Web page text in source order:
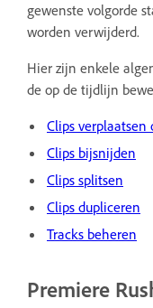
gewenste volgorde
worden verwijderd.
Hier zijn enkele
de op de tijdlijn
Clips verplaatsen
Clips bijsnijden
Clips splitsen
Clips dupliceren
Tracks beheren
Premiere